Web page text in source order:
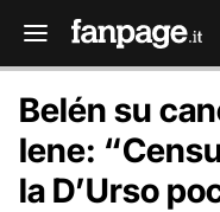
Belén su
Iene:
la D’Urso